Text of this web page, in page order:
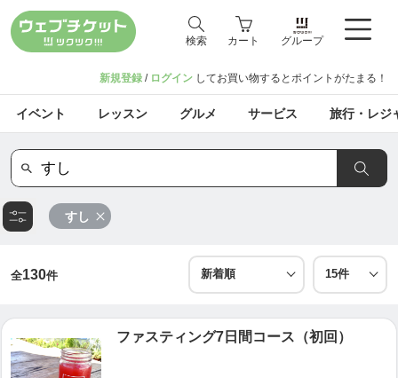
検索 カート グループ
新規登録 / ログイン してお買い物するとポイントがたまる！
イベント レッスン グルメ サービス 旅行・レジ
すし
全130件
ファスティング7日間コース（初回）